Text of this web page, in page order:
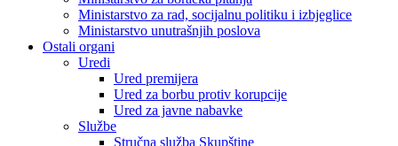
Ministarstvo za rad, socijalnu politiku i izbjeglice
Ministarstvo unutrašnjih poslova
Ostali organi
Uredi
Ured premijera
Ured za borbu protiv korupcije
Ured za javne nabavke
Službe
Stručna služba Skupštine